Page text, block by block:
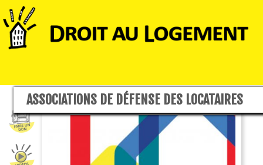
ASSOCIATIONS DE DÉFENSE DES LOCATAIRES